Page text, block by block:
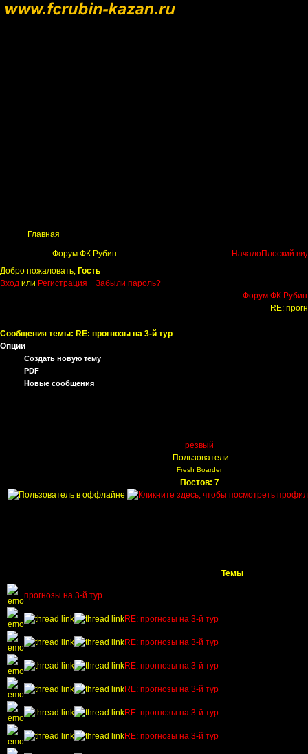
Главная
Форум ФК Рубин
НачалоПлоский
Добро пожаловать, Гость
Вход или Регистрация
Забыли пароль?
Форум ФК Рубин
RE:
Сообщения темы: RE: прогнозы на 3-й тур
Опции
Создать новую тему
PDF
Новые сообщения
резвый
Пользователи
Fresh Boarder
Постов: 7
Темы
прогнозы на 3-й тур
RE: прогнозы на 3-й тур
RE: прогнозы на 3-й тур
RE: прогнозы на 3-й тур
RE: прогнозы на 3-й тур
RE: прогнозы на 3-й тур
RE: прогнозы на 3-й тур